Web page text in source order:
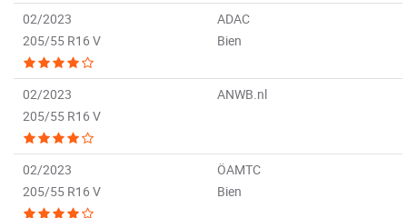
02/2023
ADAC
205/55 R16 V
Bien
02/2023
ANWB.nl
205/55 R16 V
02/2023
ÖAMTC
205/55 R16 V
Bien